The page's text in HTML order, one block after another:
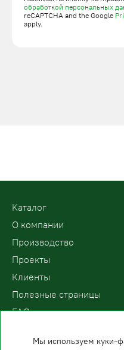
обработкой персональных
reCAPTCHA and the Google
apply.
Kаталог
О компании
Производство
Проекты
Клиенты
Полезные страницы
FAQ
Мы используем куки-